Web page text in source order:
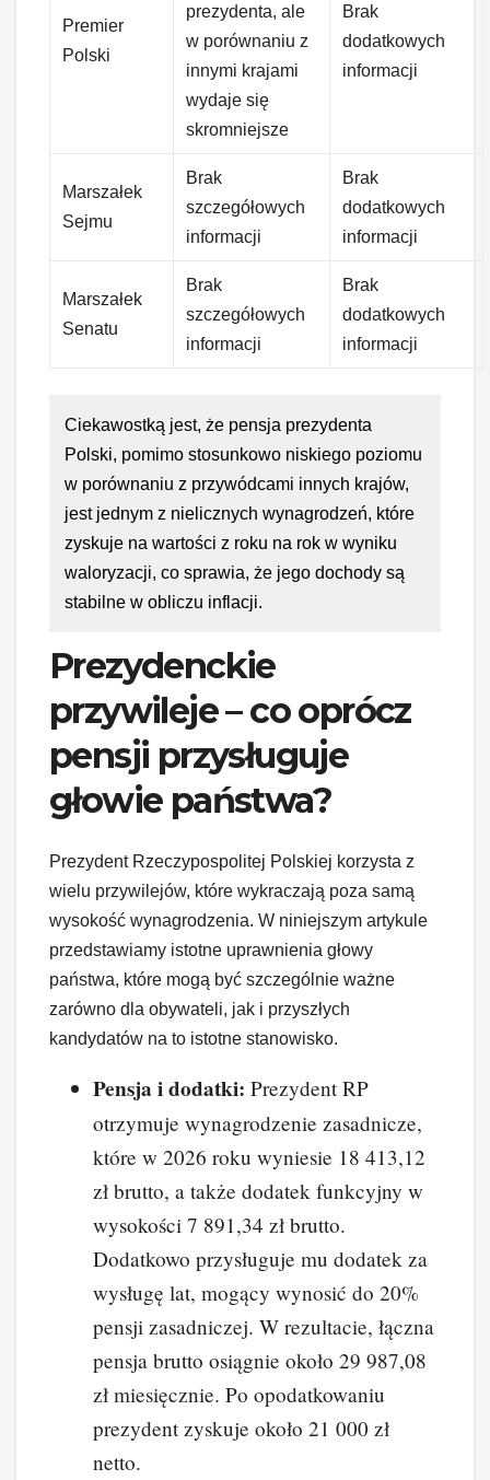
Premier
Polski
prezydenta, ale
w porównaniu z
innymi krajami
wydaje się
skromniejsze
Brak
dodatkowych
informacji
Marszałek
Sejmu
Brak
szczegółowych
informacji
Brak
dodatkowych
informacji
Marszałek
Senatu
Brak
szczegółowych
informacji
Brak
dodatkowych
informacji
Ciekawostką jest, że pensja prezydenta
Polski, pomimo stosunkowo niskiego poziomu
w porównaniu z przywódcami innych krajów,
jest jednym z nielicznych wynagrodzeń, które
zyskuje na wartości z roku na rok w wyniku
waloryzacji, co sprawia, że jego dochody są
stabilne w obliczu inflacji.
Prezydenckie
przywileje – co oprócz
pensji przysługuje
głowie państwa?
Prezydent Rzeczypospolitej Polskiej korzysta z
wielu przywilejów, które wykraczają poza samą
wysokość wynagrodzenia. W niniejszym artykule
przedstawiamy istotne uprawnienia głowy
państwa, które mogą być szczególnie ważne
zarówno dla obywateli, jak i przyszłych
kandydatów na to istotne stanowisko.
Pensja i dodatki: Prezydent RP
otrzymuje wynagrodzenie zasadnicze,
które w 2026 roku wyniesie 18 413,12
zł brutto, a także dodatek funkcyjny w
wysokości 7 891,34 zł brutto.
Dodatkowo przysługuje mu dodatek za
wysługę lat, mogący wynosić do 20%
pensji zasadniczej. W rezultacie, łączna
pensja brutto osiągnie około 29 987,08
zł miesięcznie. Po opodatkowaniu
prezydent zyskuje około 21 000 zł
netto.